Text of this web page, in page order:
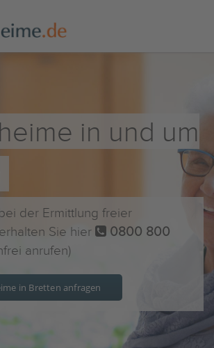
in und um
der Ermittlung freier
Sie hier
0800 800
anrufen)
in Bretten anfragen